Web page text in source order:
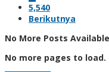
5,540
Berikutnya
No More Posts
No more pages to load.